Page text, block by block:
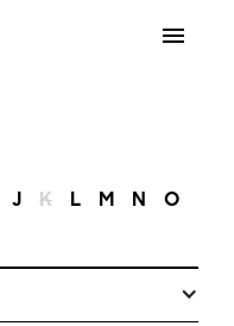
J K L M N O